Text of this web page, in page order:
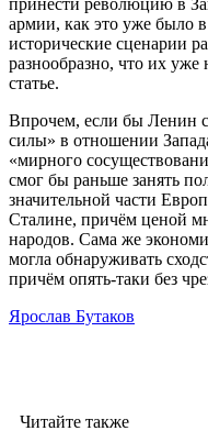
принести революцию в
армии, как это уже было
исторические сценарии
разнообразно, что их уже
статье.
Впрочем, если бы Ленин
силы» в отношении
«мирного
смог бы раньше занять
значительной части
Сталине, причём ценой
народов. Сама же
могла обнаруживать
причём опять-таки без
Ярослав Бутаков
Читайте также